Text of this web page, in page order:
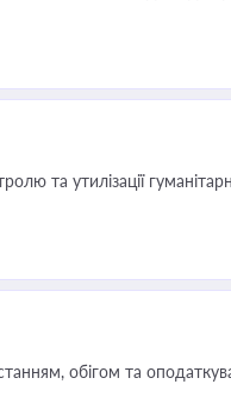
та утилізації
обігом та